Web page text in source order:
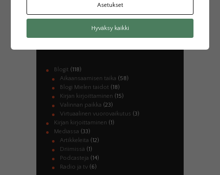
Blogit (118)
Aikaansaamisen taika (58)
Blogi Mielen taidot (18)
Kirjan kirjoittaminen (15)
Valinnan paikka (23)
Virtuaalinen vuorovaikutus (3)
Kirjan kirjoittaminen (1)
Mediassa (33)
Artikkeleita (12)
Driimissä (1)
Podcasteja (14)
Radio ja tv (6)
Asetukset
Hyväksy kaikki